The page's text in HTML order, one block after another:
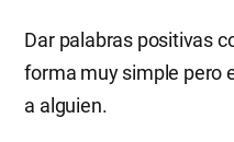
Dar palabras positivas
forma muy simple pero
a alguien.